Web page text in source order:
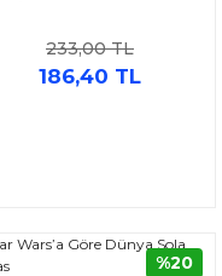
233,00 TL
186,40 TL
%20